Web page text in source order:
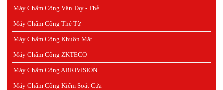
Máy Chấm Công Vân Tay - Thẻ
Máy Chấm Công Thẻ Từ
Máy Chấm Công Khuôn Mặt
Máy Chấm Công ZKTECO
Máy Chấm Công ABRIVISION
Máy Chấm Công Kiểm Soát Cửa